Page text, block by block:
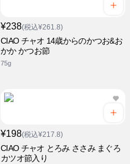
¥238(税込¥261.8)
CIAO チャオ 14歳からのかつお&お
かか かつお節
75g
¥198(税込¥217.8)
CIAO チャオ とろみ ささみ まぐろ
カツオ節入り